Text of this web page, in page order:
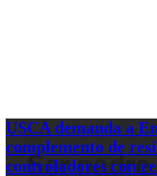
USCA demanda a
complemento de
controladores con